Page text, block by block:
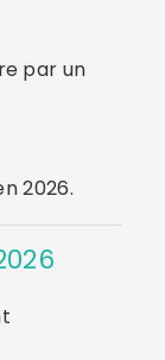
par un
2026.